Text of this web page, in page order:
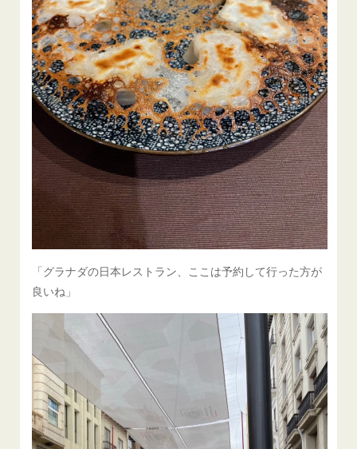
「グラナダの日本レストラン、ここは予約して行った方が
良いね」